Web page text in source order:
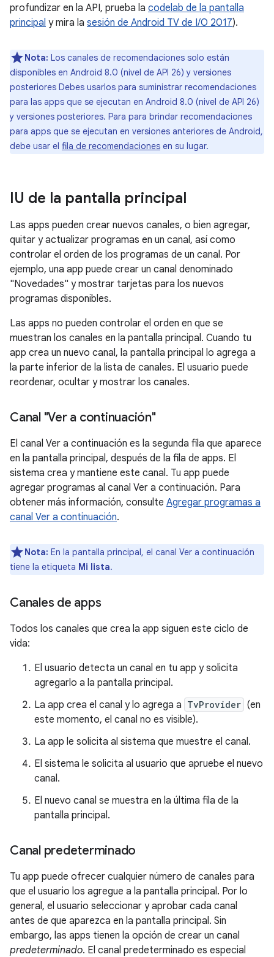
profundizar en la API, prueba la codelab de la pantalla
principal y mira la sesión de Android TV de I/O 2017).
Nota: Los canales de recomendaciones solo están
disponibles en Android 8.0 (nivel de API 26) y versiones
posteriores Debes usarlos para suministrar recomendaciones
para las apps que se ejecutan en Android 8.0 (nivel de API 26)
y versiones posteriores. Para para brindar recomendaciones
para apps que se ejecutan en versiones anteriores de Android,
debe usar el fila de recomendaciones en su lugar.
IU de la pantalla principal
Las apps pueden crear nuevos canales, o bien agregar,
quitar y actualizar programas en un canal, así como
controlar el orden de los programas de un canal. Por
ejemplo, una app puede crear un canal denominado
"Novedades" y mostrar tarjetas para los nuevos
programas disponibles.
Las apps no pueden controlar el orden en que se
muestran los canales en la pantalla principal. Cuando tu
app crea un nuevo canal, la pantalla principal lo agrega a
la parte inferior de la lista de canales. El usuario puede
reordenar, ocultar y mostrar los canales.
Canal "Ver a continuación"
El canal Ver a continuación es la segunda fila que aparece
en la pantalla principal, después de la fila de apps. El
sistema crea y mantiene este canal. Tu app puede
agregar programas al canal Ver a continuación. Para
obtener más información, consulte Agregar programas a
canal Ver a continuación.
Nota: En la pantalla principal, el canal Ver a continuación
tiene la etiqueta Mi lista.
Canales de apps
Todos los canales que crea la app siguen este ciclo de
vida:
El usuario detecta un canal en tu app y solicita
agregarlo a la pantalla principal.
La app crea el canal y lo agrega a TvProvider (en
este momento, el canal no es visible).
La app le solicita al sistema que muestre el canal.
El sistema le solicita al usuario que apruebe el nuevo
canal.
El nuevo canal se muestra en la última fila de la
pantalla principal.
Canal predeterminado
Tu app puede ofrecer cualquier número de canales para
que el usuario los agregue a la pantalla principal. Por lo
general, el usuario seleccionar y aprobar cada canal
antes de que aparezca en la pantalla principal. Sin
embargo, las apps tienen la opción de crear un canal
predeterminado. El canal predeterminado es especial